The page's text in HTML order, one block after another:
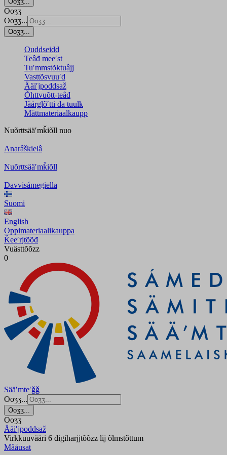
Ooʒʒ
Ooʒʒ...
Ooʒʒ...
Ouddseidd
Teâđ meeʹst
Tuʹmmstõktuâjj
Vasttõsvuuʹd
Ääiʹjpoddsaž
Õhttvuõtt-teâđ
Jåårǥlõʹtti da tuulk
Mättmateriaalkaupp
Nuõrttsääʹmǩiõll nuo
Anarâškielâ
Nuõrttsääʹmǩiõll
Davvisámegiella
Suomi
English
Oppimateriaalikauppa
Ǩeeʹrjtõõđ
Vuästtõõzz
0
Sääʹmteʹǧǧ
Ooʒʒ...
Ooʒʒ...
Ooʒʒ
Ääiʹjpoddsaž
Virkkuuvääri 6 digiharjjtõõzz lij õlmstõttum
Mååusat